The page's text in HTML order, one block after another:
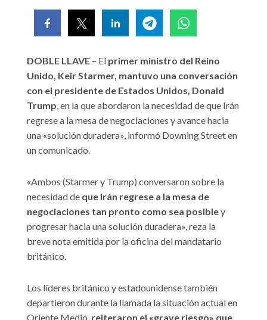
DOBLE LLAVE – El primer ministro del Reino
Unido, Keir Starmer, mantuvo una conversación
con el presidente de Estados Unidos, Donald
Trump, en la que abordaron la necesidad de que Irán
regrese a la mesa de negociaciones y avance hacia
una «solución duradera», informó Downing Street en
un comunicado.
«Ambos (Starmer y Trump) conversaron sobre la
necesidad de que Irán regrese a la mesa de
negociaciones tan pronto como sea posibley
progresar hacia una solución duradera», reza la
breve nota emitida por la oficina del mandatario
británico.
Los líderes británico y estadounidense también
departieron durante la llamada la situación actual en
Oriente Medio, reiteraron el «grave riesgo» que